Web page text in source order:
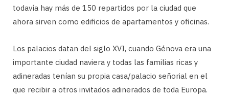
todavía hay más de 150 repartidos por la ciudad que
ahora sirven como edificios de apartamentos y oficinas.
Los palacios datan del siglo XVI, cuando Génova era una
importante ciudad naviera y todas las familias ricas y
adineradas tenían su propia casa/palacio señorial en el
que recibir a otros invitados adinerados de toda Europa.